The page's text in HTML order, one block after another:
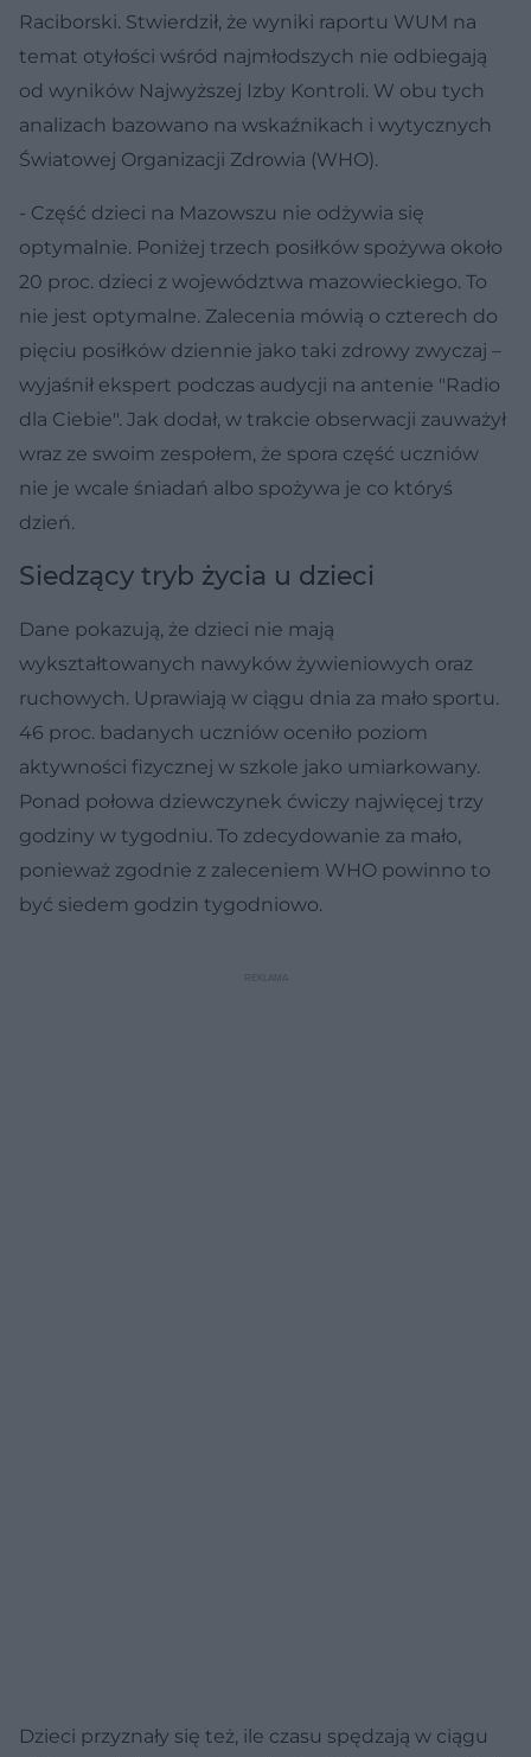
Raciborski. Stwierdził, że wyniki raportu WUM na
temat otyłości wśród najmłodszych nie odbiegają
od wyników Najwyższej Izby Kontroli. W obu tych
analizach bazowano na wskaźnikach i wytycznych
Światowej Organizacji Zdrowia (WHO).
- Część dzieci na Mazowszu nie odżywia się
optymalnie. Poniżej trzech posiłków spożywa około
20 proc. dzieci z województwa mazowieckiego. To
nie jest optymalne. Zalecenia mówią o czterech do
pięciu posiłków dziennie jako taki zdrowy zwyczaj –
wyjaśnił ekspert podczas audycji na antenie "Radio
dla Ciebie". Jak dodał, w trakcie obserwacji zauważył
wraz ze swoim zespołem, że spora część uczniów
nie je wcale śniadań albo spożywa je co któryś
dzień.
Siedzący tryb życia u dzieci
Dane pokazują, że dzieci nie mają
wykształtowanych nawyków żywieniowych oraz
ruchowych. Uprawiają w ciągu dnia za mało sportu.
46 proc. badanych uczniów oceniło poziom
aktywności fizycznej w szkole jako umiarkowany.
Ponad połowa dziewczynek ćwiczy najwięcej trzy
godziny w tygodniu. To zdecydowanie za mało,
ponieważ zgodnie z zaleceniem WHO powinno to
być siedem godzin tygodniowo.
Dzieci przyznały się też, ile czasu spędzają w ciągu